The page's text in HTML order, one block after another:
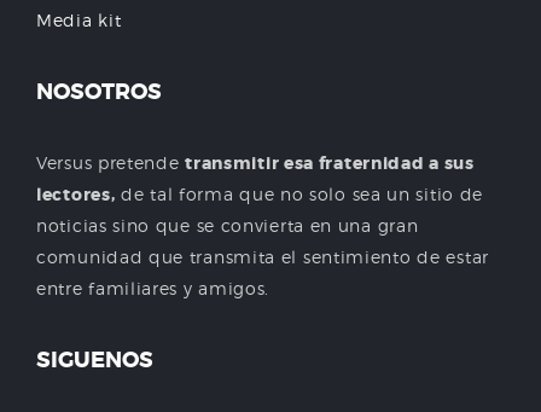
Media kit
NOSOTROS
Versus pretendetransmitir esa fraternidad a sus
lectores, de tal forma que no solo sea un sitio de
noticias sino que se convierta en una gran
comunidad que transmita el sentimiento de estar
entre familiares y amigos.
SIGUENOS